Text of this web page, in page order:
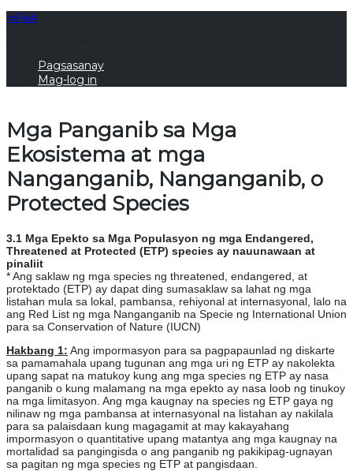
mFish
Pagsasanay
Mag-log in
Mga Panganib sa Mga
Ekosistema at mga
Nanganganib, Nanganganib, o
Protected Species
3.1 Mga Epekto sa Mga Populasyon ng mga Endangered,
Threatened at Protected (ETP) species ay nauunawaan at
pinaliit
* Ang saklaw ng mga species ng threatened, endangered, at
protektado (ETP) ay dapat ding sumasaklaw sa lahat ng mga
listahan mula sa lokal, pambansa, rehiyonal at internasyonal, lalo na
ang Red List ng mga Nanganganib na Specie ng International Union
para sa Conservation of Nature (IUCN)
Hakbang 1: Ang impormasyon para sa pagpapaunlad ng diskarte
sa pamamahala upang tugunan ang mga uri ng ETP ay nakolekta
upang sapat na matukoy kung ang mga species ng ETP ay nasa
panganib o kung malamang na mga epekto ay nasa loob ng tinukoy
na mga limitasyon. Ang mga kaugnay na species ng ETP gaya ng
nilinaw ng mga pambansa at internasyonal na listahan ay nakilala
para sa palaisdaan kung magagamit at may kakayahang
impormasyon o quantitative upang matantya ang mga kaugnay na
mortalidad sa pangingisda o ang panganib ng pakikipag-ugnayan
sa pagitan ng mga species ng ETP at pangisdaan.